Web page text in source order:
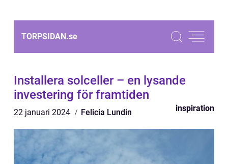
TORPSIDAN.se
Installera solceller – en lysande
investering för framtiden
22 januari 2024 Felicia Lundin inspiration